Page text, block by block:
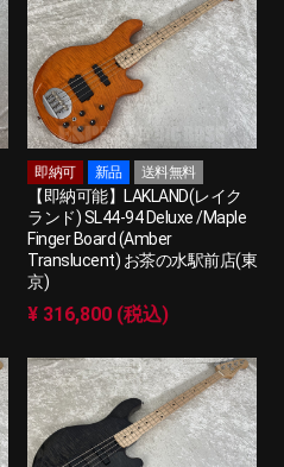
即納可 新品 送料無料
【即納可能】LAKLAND(レイク
ランド) SL44-94 Deluxe /Maple
Finger Board (Amber
Translucent) お茶の水駅前店(東
京)
¥ 316,800 (税込)